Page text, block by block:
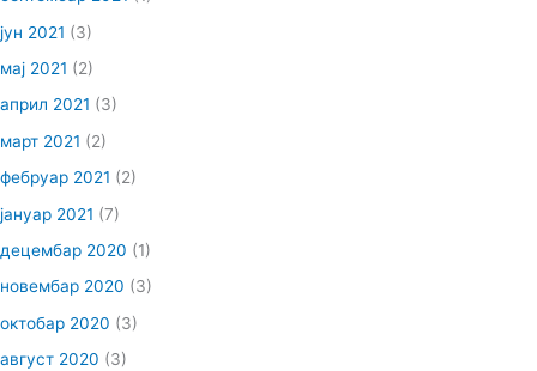
јун 2021 (3)
мај 2021 (2)
април 2021 (3)
март 2021 (2)
фебруар 2021 (2)
јануар 2021 (7)
децембар 2020 (1)
новембар 2020 (3)
октобар 2020 (3)
август 2020 (3)